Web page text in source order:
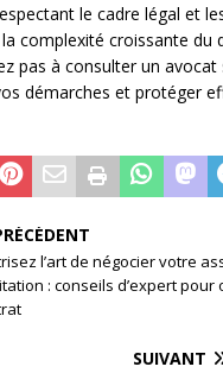
le cadre légal et
complexité croissante du
pas à consulter un
démarches et protéger
l’art de négocier votre
: conseils d’expert pour
SUIVANT